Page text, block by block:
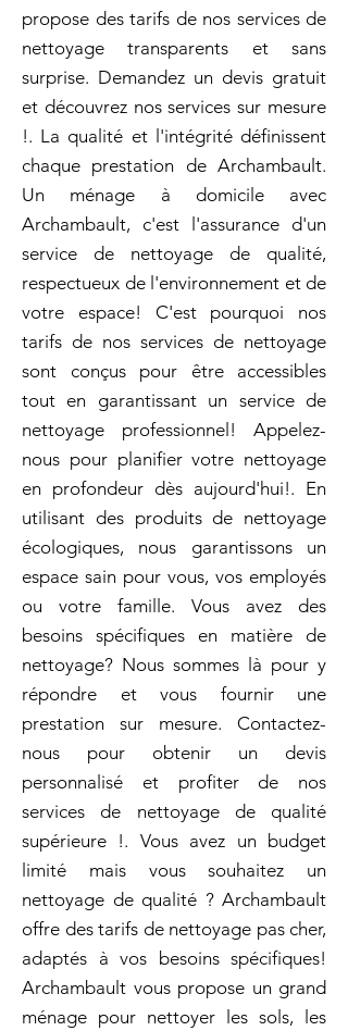
propose des tarifs de nos services de
nettoyage transparents et sans
surprise. Demandez un devis gratuit
et découvrez nos services sur mesure
!. La qualité et l'intégrité définissent
chaque prestation de Archambault.
Un ménage à domicile avec
Archambault, c'est l'assurance d'un
service de nettoyage de qualité,
respectueux de l'environnement et de
votre espace! C'est pourquoi nos
tarifs de nos services de nettoyage
sont conçus pour être accessibles
tout en garantissant un service de
nettoyage professionnel! Appelez-
nous pour planifier votre nettoyage
en profondeur dès aujourd'hui!. En
utilisant des produits de nettoyage
écologiques, nous garantissons un
espace sain pour vous, vos employés
ou votre famille. Vous avez des
besoins spécifiques en matière de
nettoyage? Nous sommes là pour y
répondre et vous fournir une
prestation sur mesure. Contactez-
nous pour obtenir un devis
personnalisé et profiter de nos
services de nettoyage de qualité
supérieure !. Vous avez un budget
limité mais vous souhaitez un
nettoyage de qualité ? Archambault
offre des tarifs de nettoyage pas cher,
adaptés à vos besoins spécifiques!
Archambault vous propose un grand
ménage pour nettoyer les sols, les